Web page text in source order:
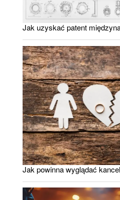
Jak uzyskać patent
Jak powinna wyglądać